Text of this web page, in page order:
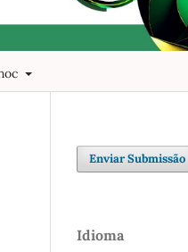
Enviar Submissão
Idioma